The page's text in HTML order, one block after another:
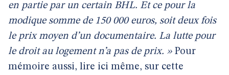
en partie par un certain BHL. Et ce pour la
modique somme de 150 000 euros, soit deux fois
le prix moyen d’un documentaire. La lutte pour
le droit au logement n’a pas de prix. » Pour
mémoire aussi, lire ici même, sur cette